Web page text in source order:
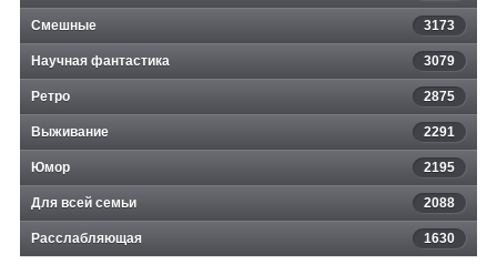
Смешные 3173
Научная фантастика 3079
Ретро 2875
Выживание 2291
Юмор 2195
Для всей семьи 2088
Расслабляющая 1630